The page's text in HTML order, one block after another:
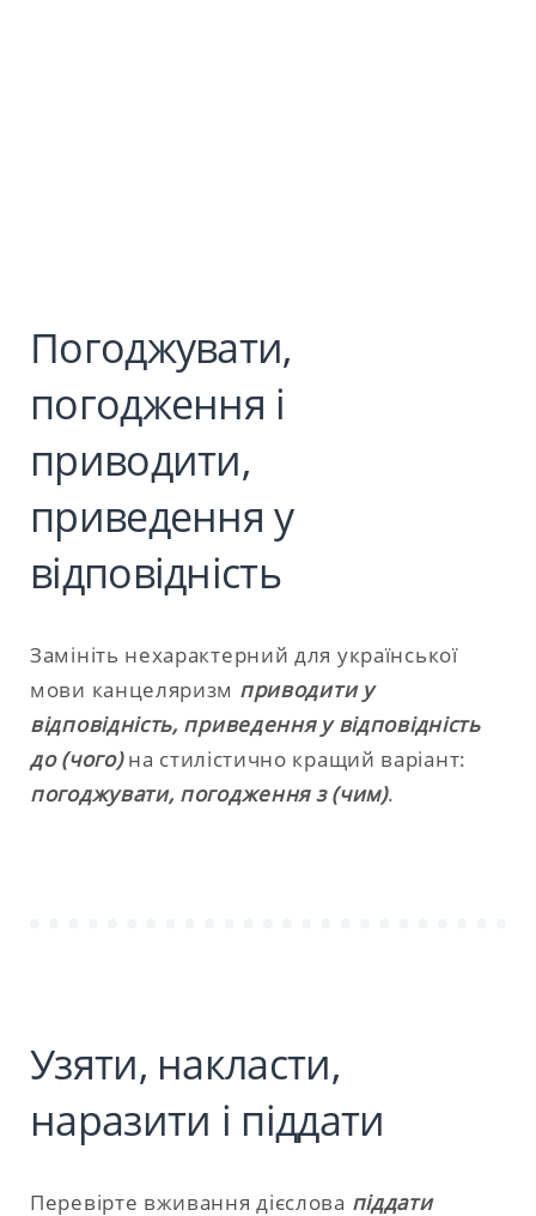
Погоджувати,
погодження і
приводити,
приведення у
відповідність
Замініть нехарактерний для української
мови канцеляризм приводити у
відповідність, приведення у відповідність
до (чого)на стилістично кращий варіант:
погоджувати, погодження з (чим).
Узяти, накласти,
наразити і піддати
Перевірте вживання дієслова піддати